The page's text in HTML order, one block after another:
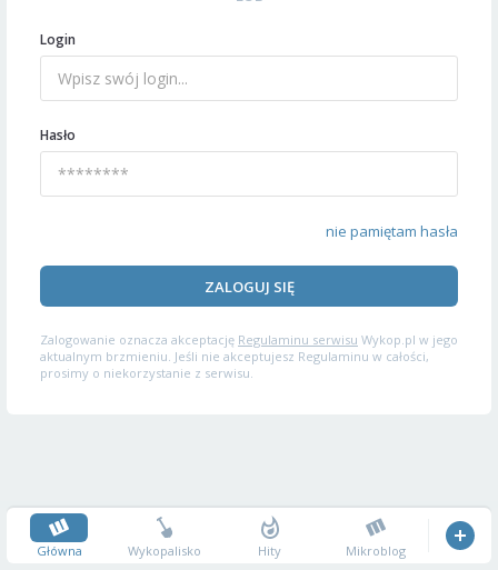
Login
Hasło
nie pamiętam hasła
ZALOGUJ SIĘ
Zalogowanie oznacza akceptację Regulaminu serwisu Wykop.pl w jego
aktualnym brzmieniu. Jeśli nie akceptujesz Regulaminu w całości,
prosimy o niekorzystanie z serwisu.
Główna Wykopalisko Hity Mikroblog